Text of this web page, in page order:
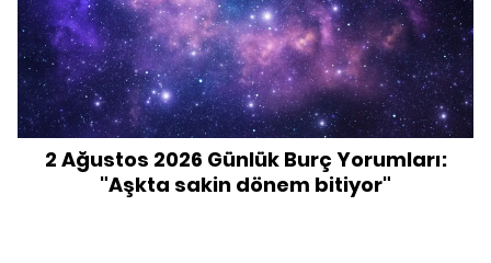
2 Ağustos 2026 Günlük Burç Yorumları:
"Aşkta sakin dönem bitiyor"